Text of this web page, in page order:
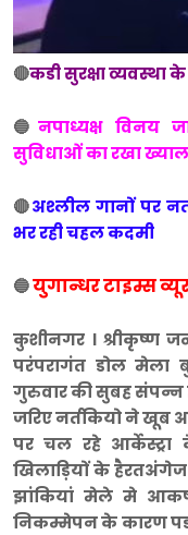
🔴कडी सुरक्षा व्यवस्था
🔵नपाध्यक्ष विनय
सुविधाओं का रखा ख्याल
🔴अश्लील गानों पर
भर रही चहल कदमी
🔵युगान्धर टाइम्स
कुशीनगर । श्रीकृष्ण
परंपरागंत डोल
गुरुवार की सुबह संपन्न
जरिए नर्तकियो ने खूब
पर चल रहे आर्केस्ट्रा
खिलाड़ियों के
झांकियां मेले मे
निकम्मेपन के कारण